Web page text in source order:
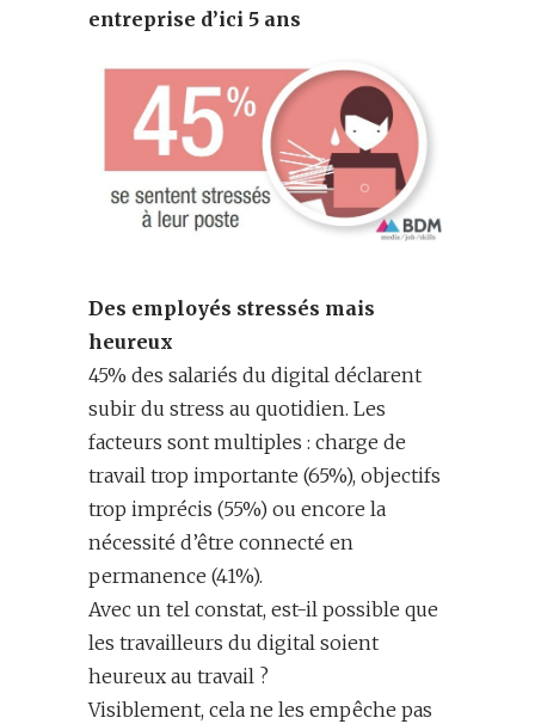
entreprise d’ici 5 ans
Des employés stressés mais
heureux
45% des salariés du digital déclarent
subir du stress au quotidien. Les
facteurs sont multiples : charge de
travail trop importante (65%), objectifs
trop imprécis (55%) ou encore la
nécessité d’être connecté en
permanence (41%).
Avec un tel constat, est-il possible que
les travailleurs du digital soient
heureux au travail ?
Visiblement, cela ne les empêche pas